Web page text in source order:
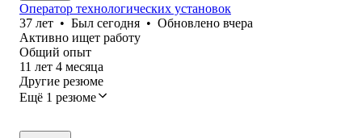
Оператор технологических установок
37 лет • Был сегодня • Обновлено вчера
Активно ищет работу
Общий опыт
11 лет 4 месяца
Другие резюме
Ещё 1 резюме